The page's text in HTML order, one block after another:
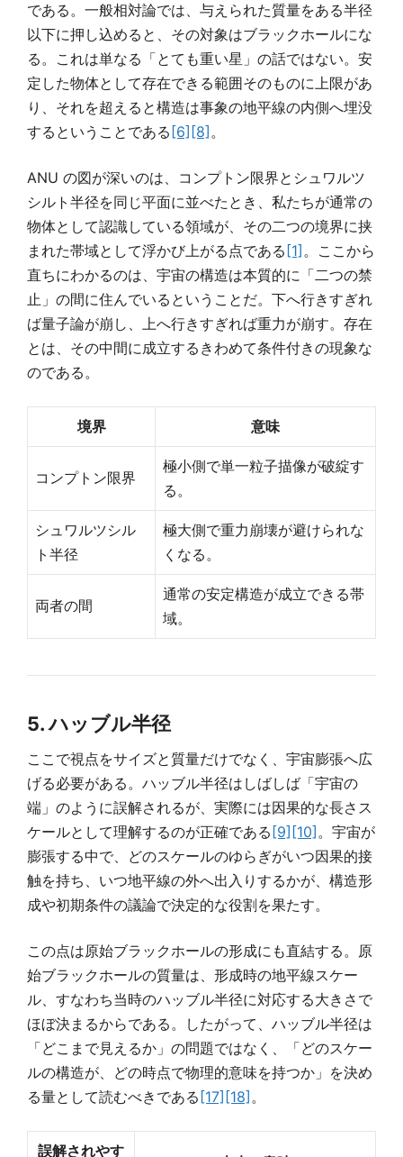
である。一般相対論では、与えられた質量をある半径
以下に押し込めると、その対象はブラックホールにな
る。これは単なる「とても重い星」の話ではない。安
定した物体として存在できる範囲そのものに上限があ
り、それを超えると構造は事象の地平線の内側へ埋没
するということである [6] [8] 。
ANU の図が深いのは、コンプトン限界とシュワルツ
シルト半径を同じ平面に並べたとき、私たちが通常の
物体として認識している領域が、その二つの境界に挟
まれた帯域として浮かび上がる点である [1] 。ここから
直ちにわかるのは、宇宙の構造は本質的に「二つの禁
止」の間に住んでいるということだ。下へ行きすぎれ
ば量子論が崩し、上へ行きすぎれば重力が崩す。存在
とは、その中間に成立するきわめて条件付きの現象な
のである。
境界 意味
コンプトン限界
極小側で単一粒子描像が破綻す
る。
シュワルツシル
ト半径
極大側で重力崩壊が避けられな
くなる。
両者の間
通常の安定構造が成立できる帯
域。
5. ハッブル半径
ここで視点をサイズと質量だけでなく、宇宙膨張へ広
げる必要がある。ハッブル半径はしばしば「宇宙の
端」のように誤解されるが、実際には因果的な長さス
ケールとして理解するのが正確である [9] [10] 。宇宙が
膨張する中で、どのスケールのゆらぎがいつ因果的接
触を持ち、いつ地平線の外へ出入りするかが、構造形
成や初期条件の議論で決定的な役割を果たす。
この点は原始ブラックホールの形成にも直結する。原
始ブラックホールの質量は、形成時の地平線スケー
ル、すなわち当時のハッブル半径に対応する大きさで
ほぼ決まるからである。したがって、ハッブル半径は
「どこまで見えるか」の問題ではなく、「どのスケー
ルの構造が、どの時点で物理的意味を持つか」を決め
る量として読むべきである [17] [18] 。
誤解されやす